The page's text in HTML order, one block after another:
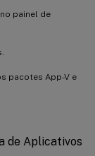
no painel de
pacotes App-V e
de Aplicativos